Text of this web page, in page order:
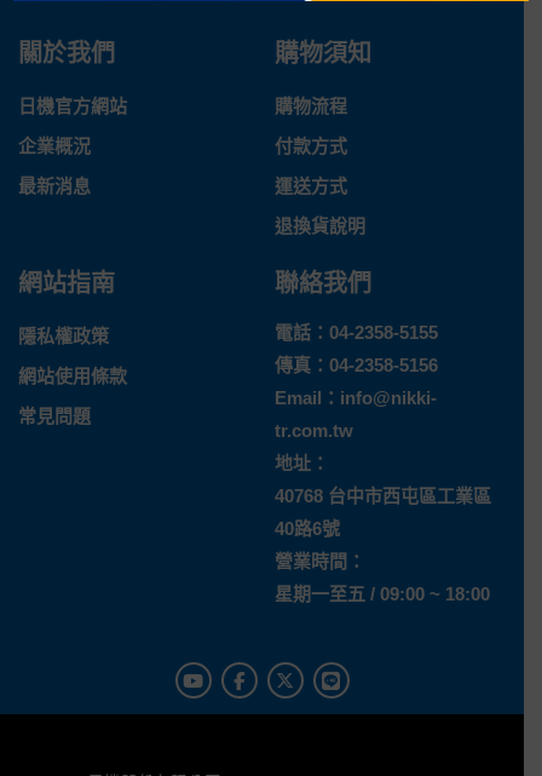
關於我們
日機官方網站
企業概況
最新消息
購物須知
購物流程
付款方式
運送方式
退換貨說明
網站指南
隱私權政策
網站使用條款
常見問題
聯絡我們
電話： 04-2358-5155
傳真：04-2358-5156
Email： info@nikki-
tr.com.tw
地址：
40768 台中市西屯區工業區
40路6號
營業時間：
星期一至五 / 09:00 ~ 18:00